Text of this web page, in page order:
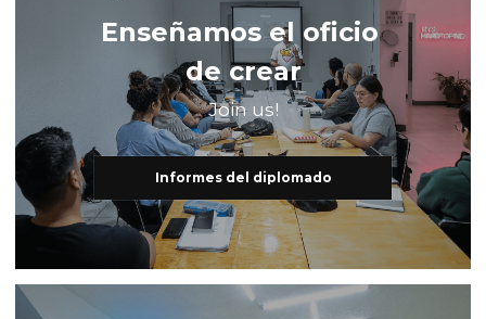
Enseñamos el oficio
de crear
Join us!
Informes del diplomado